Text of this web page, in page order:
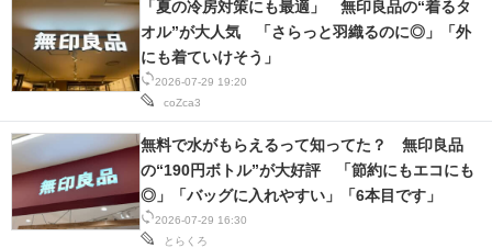
2026-07-29 19:20
coZca3
「夏の冷房対策にも最適」 無印良品の“着るタ
オル”が大人気 「さらっと羽織るのに◎」「外
にも着ていけそう」
2026-07-29 16:30
とらくろ
無料で水がもらえるって知ってた？ 無印良品
の“190円ボトル”が大好評 「節約にもエコにも
◎」「バッグに入れやすい」「6本目です」